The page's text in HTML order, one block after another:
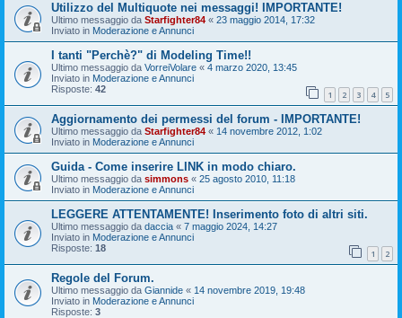
Utilizzo del Multiquote nei messaggi! IMPORTANTE!
Ultimo messaggio da Starfighter84 « 23 maggio 2014, 17:32
Inviato in Moderazione e Annunci
I tanti "Perchè?" di Modeling Time!!
Ultimo messaggio da VorreiVolare « 4 marzo 2020, 13:45
Inviato in Moderazione e Annunci
Risposte: 42 1 2 3 4 5
Aggiornamento dei permessi del forum - IMPORTANTE!
Ultimo messaggio da Starfighter84 « 14 novembre 2012, 1:02
Inviato in Moderazione e Annunci
Guida - Come inserire LINK in modo chiaro.
Ultimo messaggio da simmons « 25 agosto 2010, 11:18
Inviato in Moderazione e Annunci
LEGGERE ATTENTAMENTE! Inserimento foto di altri siti.
Ultimo messaggio da daccia « 7 maggio 2024, 14:27
Inviato in Moderazione e Annunci
Risposte: 18 1 2
Regole del Forum.
Ultimo messaggio da Giannide « 14 novembre 2019, 19:48
Inviato in Moderazione e Annunci
Risposte: 3